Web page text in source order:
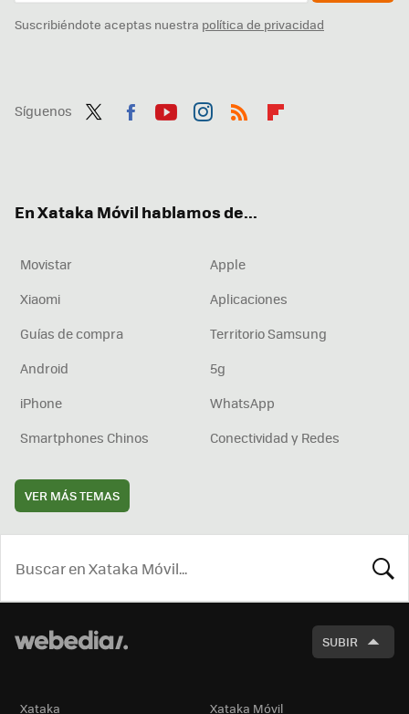
Suscribiéndote aceptas nuestra política de privacidad
Síguenos
En Xataka Móvil hablamos de...
Movistar
Apple
Xiaomi
Aplicaciones
Guías de compra
Territorio Samsung
Android
5g
iPhone
WhatsApp
Smartphones Chinos
Conectividad y Redes
VER MÁS TEMAS
SUBIR
Xataka Xataka Móvil